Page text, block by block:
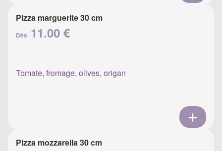
Pizza marguerite 30 cm
Dès 11.00 €
Tomate, fromage, olives, origan
Pizza mozzarella 30 cm